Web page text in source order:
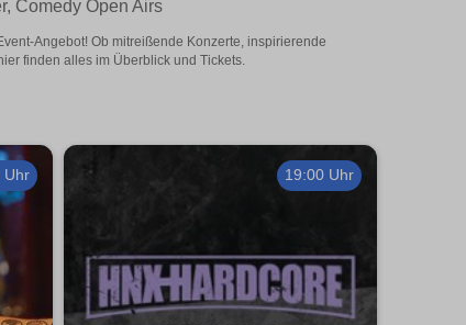
Comedy Open Airs
Angebot! Ob mitreißende Konzerte, inspirierende
finden alles im Überblick und Tickets.
Uhr 19:00 Uhr